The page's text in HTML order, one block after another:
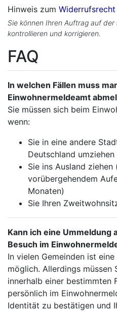
Hinweis zum Widerrufsrecht
Sie können Ihren Auftrag auf
kontrollieren und korrigieren.
FAQ
In welchen Fällen muss
Einwohnermeldeamt
Sie müssen sich beim
wenn:
Sie in eine andere
Deutschland umziehen
Sie ins Ausland ziehen
vorübergehendem
Monaten)
Sie Ihren
Kann ich eine Ummeldung
Besuch im
In vielen Gemeinden ist
möglich. Allerdings müssen
innerhalb einer bestimmten
persönlich im
Identität zu bestätigen und